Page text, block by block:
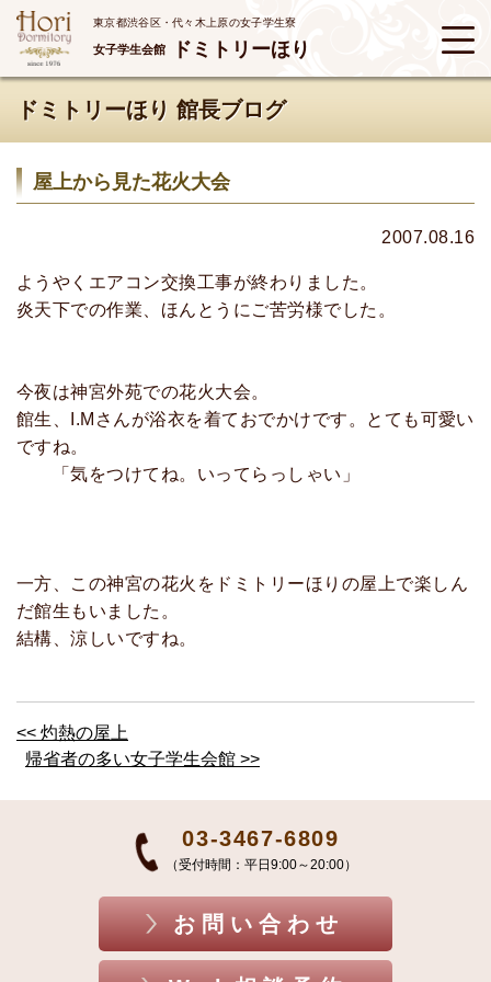
東京都渋谷区・代々木上原の女子学生寮
女子学生会館 ドミトリーほり
ドミトリーほり 館長ブログ
屋上から見た花火大会
2007.08.16
ようやくエアコン交換工事が終わりました。
炎天下での作業、ほんとうにご苦労様でした。
今夜は神宮外苑での花火大会。
館生、I.Mさんが浴衣を着ておでかけです。とても可愛い
ですね。
「気をつけてね。いってらっしゃい」
一方、この神宮の花火をドミトリーほりの屋上で楽しん
だ館生もいました。
結構、涼しいですね。
<< 灼熱の屋上
帰省者の多い女子学生会館 >>
03-3467-6809
（受付時間：平日9:00～20:00）
お問い合わせ